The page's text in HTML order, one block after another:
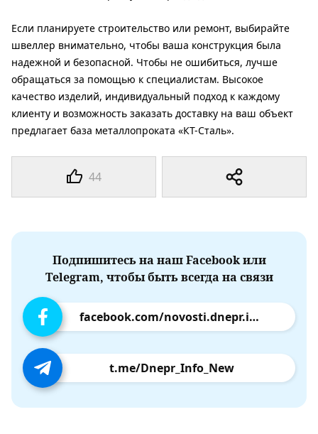
44
Если планируете строительство или ремонт, выбирайте
швеллер внимательно, чтобы ваша конструкция была
надежной и безопасной. Чтобы не ошибиться, лучше
обращаться за помощью к специалистам. Высокое
качество изделий, индивидуальный подход к каждому
клиенту и возможность заказать доставку на ваш объект
предлагает база металлопроката «КТ-Сталь».
Подпишитесь на наш Facebook или
Telegram, чтобы быть всегда на связи
facebook.com/novosti.dnepr.info
t.me/Dnepr_Info_New